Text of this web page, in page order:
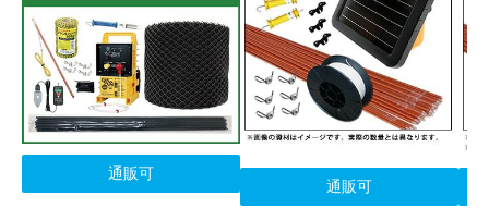
通販可
通販可